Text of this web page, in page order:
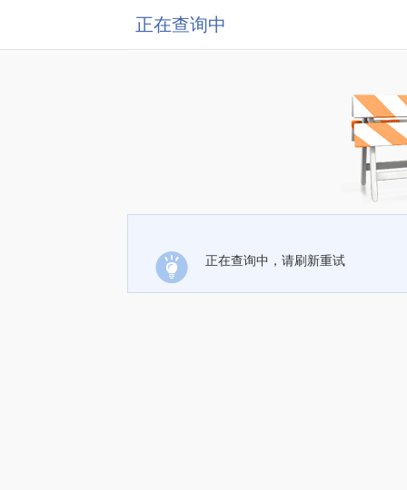
正在查询中
正在查询中，请刷新重试